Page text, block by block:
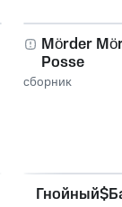
Mörder
Posse
сборник